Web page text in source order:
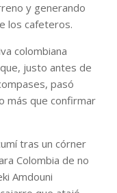
y generando
los cafeteros.
colombiana
justo antes de
pasó
más que confirmar
tras un córner
Colombia de no
Amdouni